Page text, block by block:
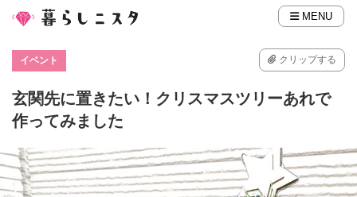
MENU
イベント クリップする
玄関先に置きたい！クリスマスツリーあれで
作ってみました